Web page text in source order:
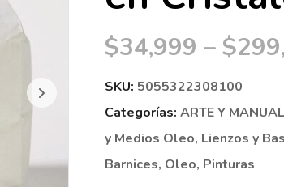
$34,999 –$
SKU: 5055322308100
Categorías: ARTE Y
y Medios Oleo, Lienzos y
Barnices, Oleo, Pinturas